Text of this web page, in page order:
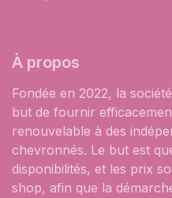
À propos
Fondée en 2022, la
but de fournir
renouvelable à des
chevronnés. Le but est
disponibilités, et les prix
shop, afin que la